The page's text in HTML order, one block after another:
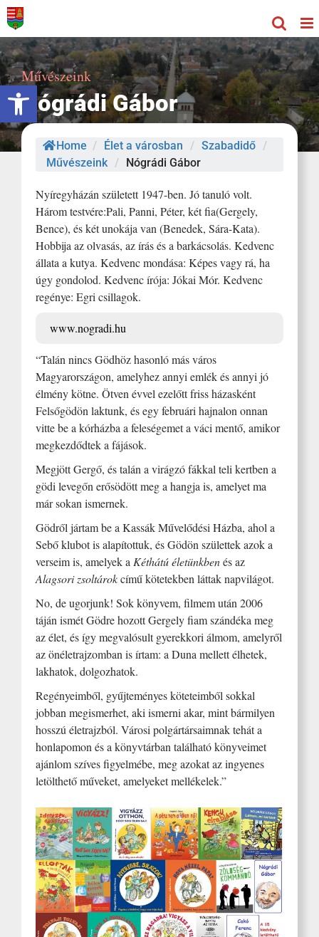
Eszköztár megnyitása
Kihagyás
Művészeink
Nógrádi Gábor
Home / Élet a városban / Szabadidő /
Művészeink / Nógrádi Gábor
Nyíregyházán született 1947-ben. Jó tanuló volt.
Három testvére:Pali, Panni, Péter, két fia(Gergely,
Bence), és két unokája van (Benedek, Sára-Kata).
Hobbija az olvasás, az írás és a barkácsolás. Kedvenc
állata a kutya. Kedvenc mondása: Képes vagy rá, ha
úgy gondolod. Kedvenc írója: Jókai Mór. Kedvenc
regénye: Egri csillagok.
www.nogradi.hu
“Talán nincs Gödhöz hasonló más város
Magyarországon, amelyhez annyi emlék és annyi jó
élmény kötne. Ötven évvel ezelőtt friss házasként
Felsőgödön laktunk, és egy februári hajnalon onnan
vitte be a kórházba a feleségemet a váci mentő, amikor
megkezdődtek a fájások.
Megjött Gergő, és talán a virágzó fákkal teli kertben a
gödi levegőn erősödött meg a hangja is, amelyet ma
már sokan ismernek.
Gödről jártam be a Kassák Művelődési Házba, ahol a
Sebő klubot is alapítottuk, és Gödön születtek azok a
verseim is, amelyek a Kéthátú életünkbenés az
Alagsori zsoltárokcímű kötetekben láttak napvilágot.
No, de ugorjunk! Sok könyvem, filmem után 2006
táján ismét Gödre hozott Gergely fiam szándéka meg
az élet, és így megvalósult gyerekkori álmom, amelyről
az önéletrajzomban is írtam: a Duna mellett élhetek,
lakhatok, dolgozhatok.
Regényeimből, gyűjteményes köteteimből sokkal
jobban megismerhet, aki ismerni akar, mint bármilyen
hosszú életrajzból. Városi polgártársaimnak tehát a
honlapomon és a könyvtárban található könyveimet
ajánlom szíves figyelmébe, meg azokat az ingyenes
letölthető műveket, amelyeket mellékelek.”